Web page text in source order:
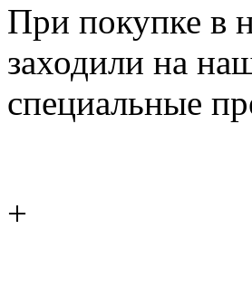
При покупке в
заходили на
специальные
+